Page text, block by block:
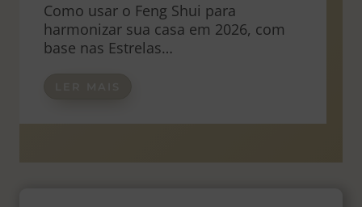
Como usar o Feng Shui para
harmonizar sua casa em 2026, com
base nas Estrelas…